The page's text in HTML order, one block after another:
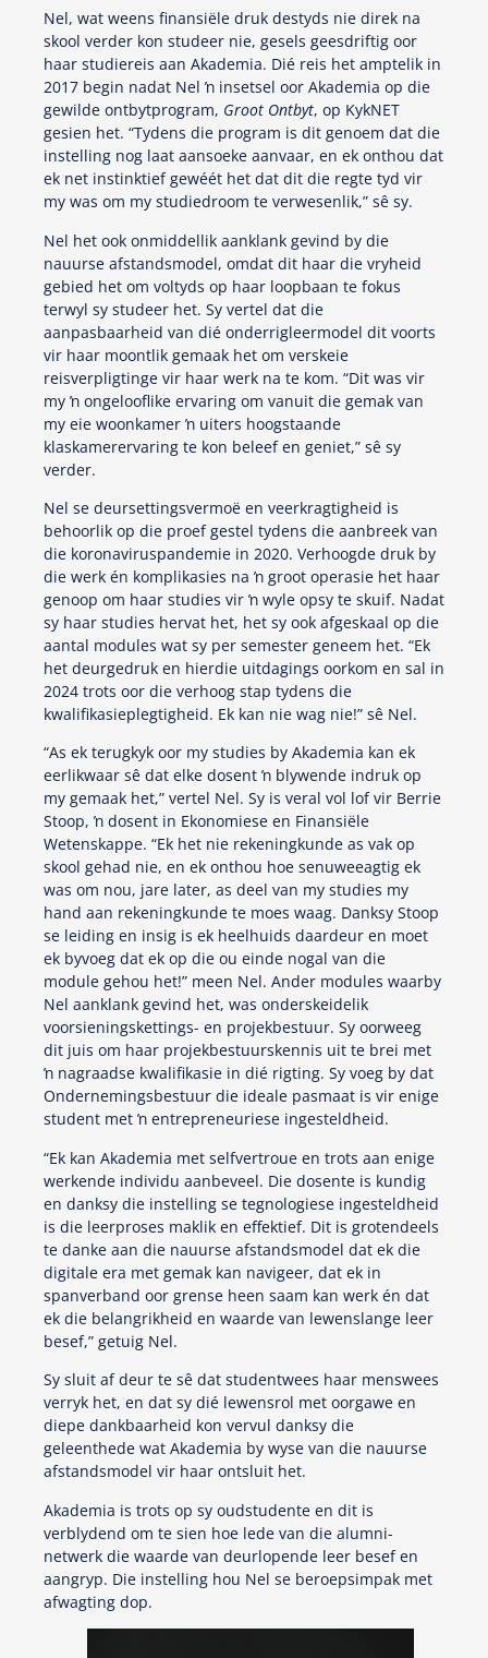
Nel, wat weens finansiële druk destyds nie direk na
skool verder kon studeer nie, gesels geesdriftig oor
haar studiereis aan Akademia. Dié reis het amptelik in
2017 begin nadat Nel ŉ insetsel oor Akademia op die
gewilde ontbytprogram, Groot Ontbyt, op KykNET
gesien het. “Tydens die program is dit genoem dat die
instelling nog laat aansoeke aanvaar, en ek onthou dat
ek net instinktief gewéét het dat dit die regte tyd vir
my was om my studiedroom te verwesenlik,” sê sy.
Nel het ook onmiddellik aanklank gevind by die
nauurse afstandsmodel, omdat dit haar die vryheid
gebied het om voltyds op haar loopbaan te fokus
terwyl sy studeer het. Sy vertel dat die
aanpasbaarheid van dié onderrigleermodel dit voorts
vir haar moontlik gemaak het om verskeie
reisverpligtinge vir haar werk na te kom. “Dit was vir
my ŉ ongelooflike ervaring om vanuit die gemak van
my eie woonkamer ŉ uiters hoogstaande
klaskamerervaring te kon beleef en geniet,” sê sy
verder.
Nel se deursettingsvermoë en veerkragtigheid is
behoorlik op die proef gestel tydens die aanbreek van
die koronaviruspandemie in 2020. Verhoogde druk by
die werk én komplikasies na ŉ groot operasie het haar
genoop om haar studies vir ŉ wyle opsy te skuif. Nadat
sy haar studies hervat het, het sy ook afgeskaal op die
aantal modules wat sy per semester geneem het. “Ek
het deurgedruk en hierdie uitdagings oorkom en sal in
2024 trots oor die verhoog stap tydens die
kwalifikasieplegtigheid. Ek kan nie wag nie!” sê Nel.
“As ek terugkyk oor my studies by Akademia kan ek
eerlikwaar sê dat elke dosent ŉ blywende indruk op
my gemaak het,” vertel Nel. Sy is veral vol lof vir Berrie
Stoop, ŉ dosent in Ekonomiese en Finansiële
Wetenskappe. “Ek het nie rekeningkunde as vak op
skool gehad nie, en ek onthou hoe senuweeagtig ek
was om nou, jare later, as deel van my studies my
hand aan rekeningkunde te moes waag. Danksy Stoop
se leiding en insig is ek heelhuids daardeur en moet
ek byvoeg dat ek op die ou einde nogal van die
module gehou het!” meen Nel. Ander modules waarby
Nel aanklank gevind het, was onderskeidelik
voorsieningskettings- en projekbestuur. Sy oorweeg
dit juis om haar projekbestuurskennis uit te brei met
ŉ nagraadse kwalifikasie in dié rigting. Sy voeg by dat
Ondernemingsbestuur die ideale pasmaat is vir enige
student met ŉ entrepreneuriese ingesteldheid.
“Ek kan Akademia met selfvertroue en trots aan enige
werkende individu aanbeveel. Die dosente is kundig
en danksy die instelling se tegnologiese ingesteldheid
is die leerproses maklik en effektief. Dit is grotendeels
te danke aan die nauurse afstandsmodel dat ek die
digitale era met gemak kan navigeer, dat ek in
spanverband oor grense heen saam kan werk én dat
ek die belangrikheid en waarde van lewenslange leer
besef,” getuig Nel.
Sy sluit af deur te sê dat studentwees haar menswees
verryk het, en dat sy dié lewensrol met oorgawe en
diepe dankbaarheid kon vervul danksy die
geleenthede wat Akademia by wyse van die nauurse
afstandsmodel vir haar ontsluit het.
Akademia is trots op sy oudstudente en dit is
verblydend om te sien hoe lede van die alumni-
netwerk die waarde van deurlopende leer besef en
aangryp. Die instelling hou Nel se beroepsimpak met
afwagting dop.